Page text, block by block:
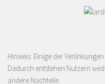
Hinweis: Einige der
Dadurch entstehen Nutzern
andere Nachteile.